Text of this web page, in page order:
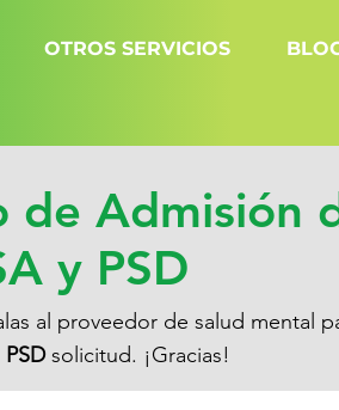
OTROS SERVICIOS
de Admisión
y PSD
al proveedor de salud mental
PSDsolicitud. ¡Gracias!